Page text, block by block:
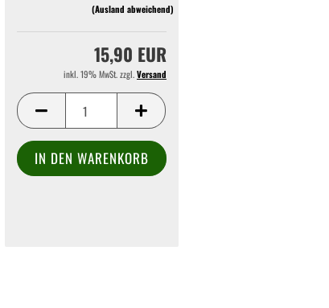
(Ausland abweichend)
15,90 EUR
inkl. 19% MwSt. zzgl.Versand